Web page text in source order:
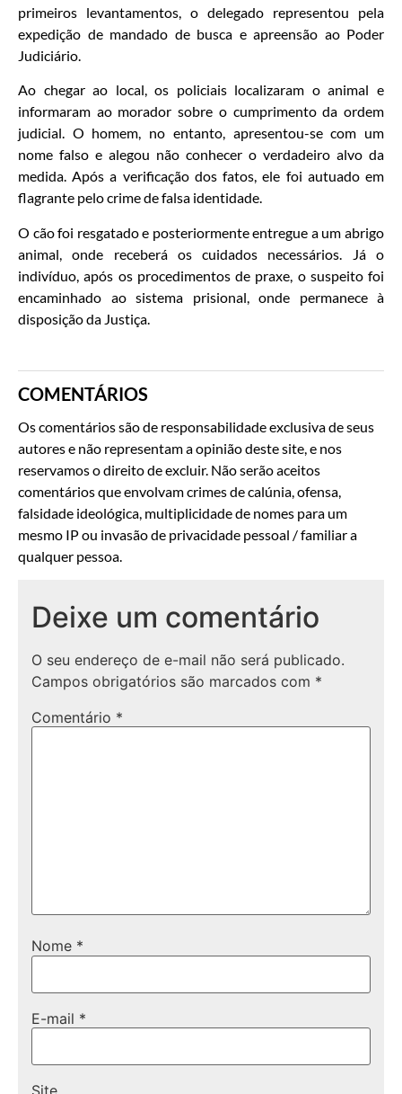
primeiros levantamentos, o delegado representou pela
expedição de mandado de busca e apreensão ao Poder
Judiciário.
Ao chegar ao local, os policiais localizaram o animal e
informaram ao morador sobre o cumprimento da ordem
judicial. O homem, no entanto, apresentou-se com um
nome falso e alegou não conhecer o verdadeiro alvo da
medida. Após a verificação dos fatos, ele foi autuado em
flagrante pelo crime de falsa identidade.
O cão foi resgatado e posteriormente entregue a um abrigo
animal, onde receberá os cuidados necessários. Já o
indivíduo, após os procedimentos de praxe, o suspeito foi
encaminhado ao sistema prisional, onde permanece à
disposição da Justiça.
COMENTÁRIOS
Os comentários são de responsabilidade exclusiva de seus
autores e não representam a opinião deste site, e nos
reservamos o direito de excluir. Não serão aceitos
comentários que envolvam crimes de calúnia, ofensa,
falsidade ideológica, multiplicidade de nomes para um
mesmo IP ou invasão de privacidade pessoal / familiar a
qualquer pessoa.
Deixe um comentário
O seu endereço de e-mail não será publicado.
Campos obrigatórios são marcados com *
Comentário *
Nome *
E-mail *